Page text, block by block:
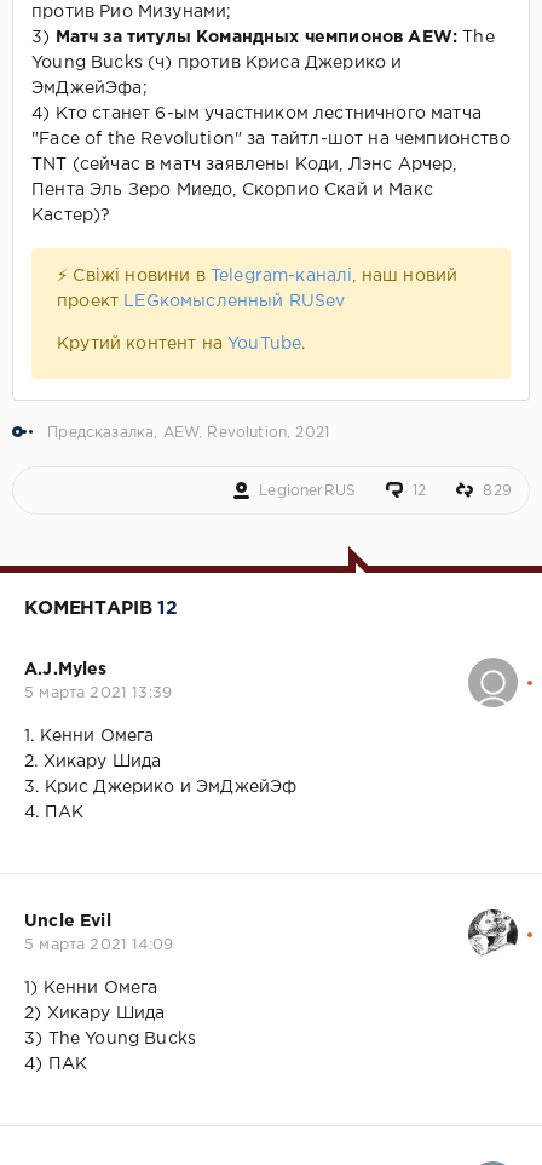
против Рио Мизунами;
3)
Матч за титулы Командных чемпионов AEW: The
Young Bucks (ч) против Криса Джерико и
ЭмДжейЭфа;
4) Кто станет 6-ым участником лестничного матча
"Face of the Revolution" за тайтл-шот на чемпионство
TNT (сейчас в матч заявлены Коди, Лэнс Арчер,
Пента Эль Зеро Миедо, Скорпио Скай и Макс
Кастер)?
⚡ Свіжі новини в Telegram-каналі
, наш новий
проект
LEGкомысленный RUSev
Крутий контент на YouTube.
Предсказалка AEW Revolution 2021
LegionerRUS 12 829
КОМЕНТАРІВ12
A.J.Myles
5 марта 2021 13:39
1. Кенни Омега
2. Хикару Шида
3. Крис Джерико и ЭмДжейЭф
4. ПАК
Uncle Evil
5 марта 2021 14:09
1) Кенни Омега
2) Хикару Шида
3) The Young Bucks
4) ПАК